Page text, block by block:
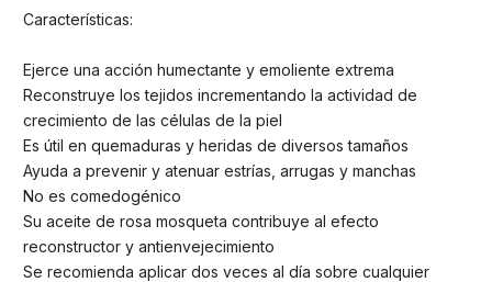
Características:
Ejerce una acción humectante y emoliente extrema
Reconstruye los tejidos incrementando la actividad de
crecimiento de las células de la piel
Es útil en quemaduras y heridas de diversos tamaños
Ayuda a prevenir y atenuar estrías, arrugas y manchas
No es comedogénico
Su aceite de rosa mosqueta contribuye al efecto
reconstructor y antienvejecimiento
Se recomienda aplicar dos veces al día sobre cualquier